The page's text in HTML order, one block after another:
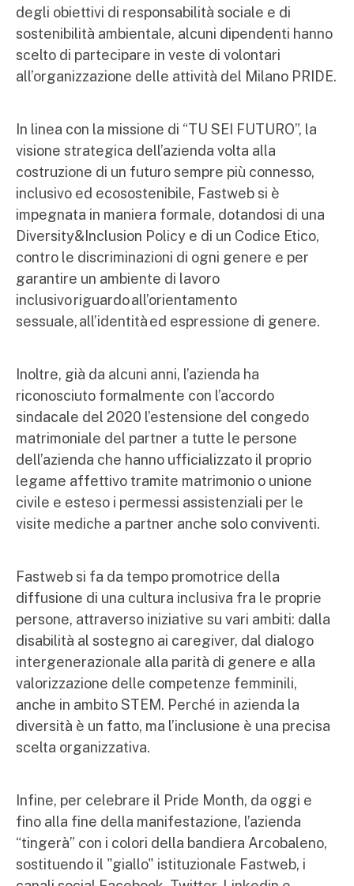
degli obiettivi di responsabilità sociale e di
sostenibilità ambientale, alcuni dipendenti hanno
scelto di partecipare in veste di volontari
all’organizzazione delle attività del Milano PRIDE.
In linea con la missione di “TU SEI FUTURO”, la
visione strategica dell’azienda volta alla
costruzione di un futuro sempre più connesso,
inclusivo ed ecosostenibile, Fastweb si è
impegnata in maniera formale, dotandosi di una
Diversity&Inclusion Policy e di un Codice Etico,
contro le discriminazioni di ogni genere e per
garantire un ambiente di lavoro
inclusivo riguardo all’orientamento
sessuale, all’identità ed espressione di genere.
Inoltre, già da alcuni anni, l’azienda ha
riconosciuto formalmente con l’accordo
sindacale del 2020 l’estensione del congedo
matrimoniale del partner a tutte le persone
dell’azienda che hanno ufficializzato il proprio
legame affettivo tramite matrimonio o unione
civile e esteso i permessi assistenziali per le
visite mediche a partner anche solo conviventi.
Fastweb si fa da tempo promotrice della
diffusione di una cultura inclusiva fra le proprie
persone, attraverso iniziative su vari ambiti: dalla
disabilità al sostegno ai caregiver, dal dialogo
intergenerazionale alla parità di genere e alla
valorizzazione delle competenze femminili,
anche in ambito STEM. Perché in azienda la
diversità è un fatto, ma l’inclusione è una precisa
scelta organizzativa.
Infine, per celebrare il Pride Month, da oggi e
fino alla fine della manifestazione, l’azienda
“tingerà” con i colori della bandiera Arcobaleno,
sostituendo il "giallo" istituzionale Fastweb, i